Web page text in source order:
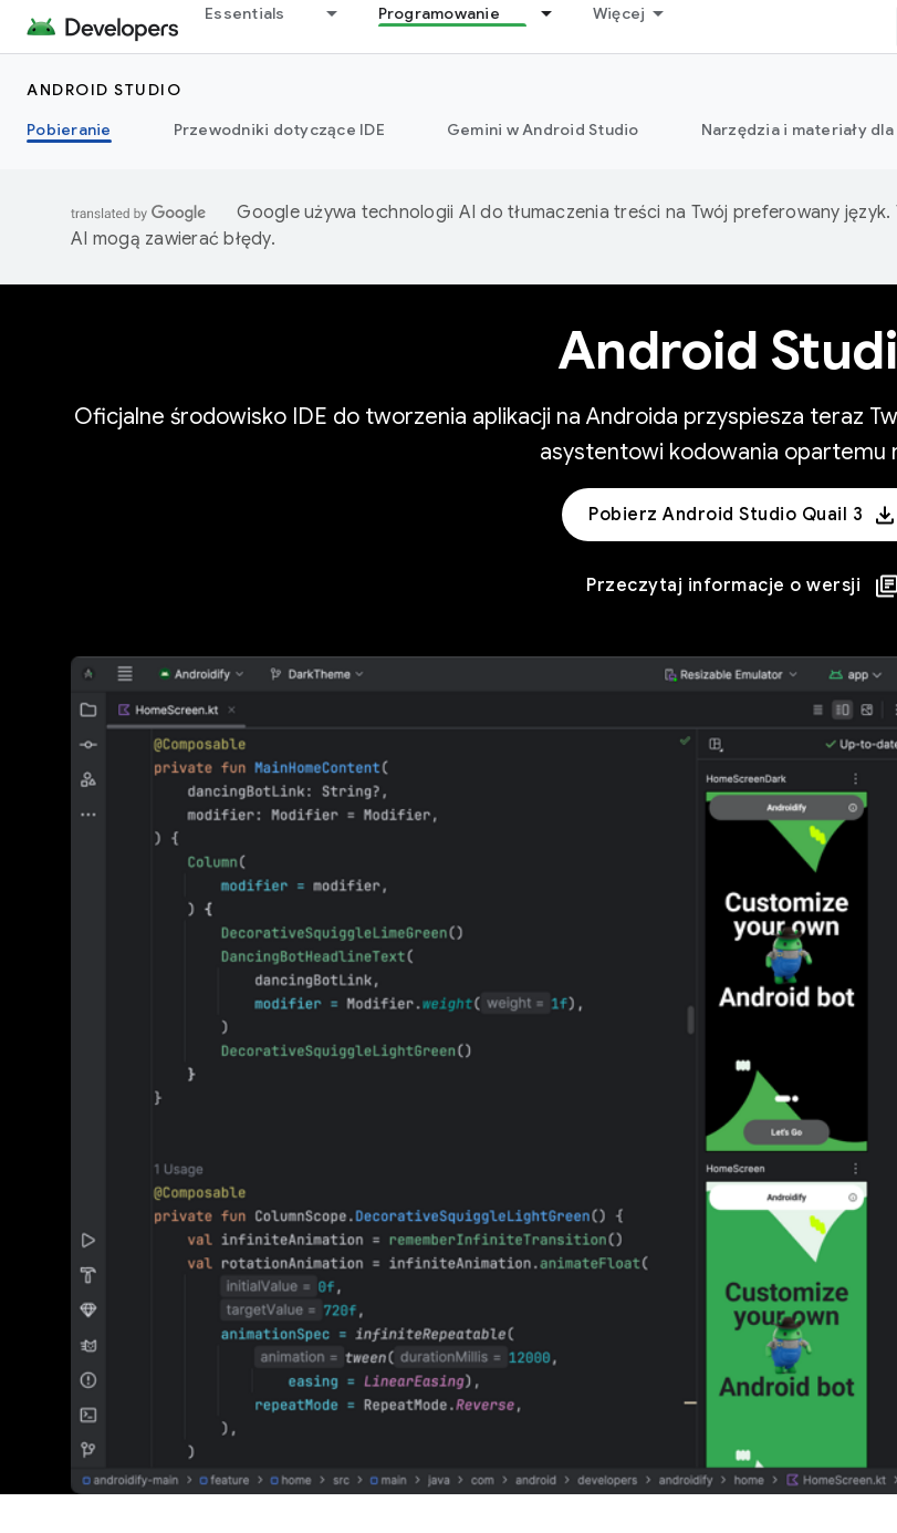
Essentials Programowanie Więcej
ANDROID STUDIO
Pobieranie
Przewodniki dotyczące IDE Gemini w Android Studio Narzędzia i materiały
Google używa technologii AI do tłumaczenia treści na Twój preferowany język.
AI mogą zawierać błędy.
Android
Oficjalne środowisko IDE do tworzenia aplikacji na Androida przyspiesza teraz
asystentowi kodowania opartemu
Pobierz Android Studio Quail 3
Przeczytaj informacje o wersji